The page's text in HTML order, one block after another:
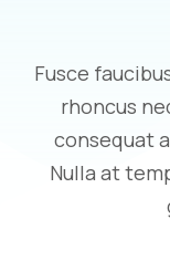
Fusce
rhoncus
consequat
Nulla at